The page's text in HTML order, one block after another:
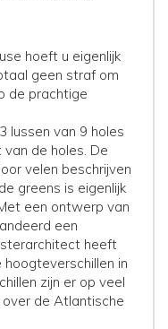
hoeft u eigenlijk
geen straf om
de prachtige
lussen van 9 holes
de holes. De
velen beschrijven
greens is eigenlijk
een ontwerp van
een
heeft
in
zijn er op veel
de Atlantische